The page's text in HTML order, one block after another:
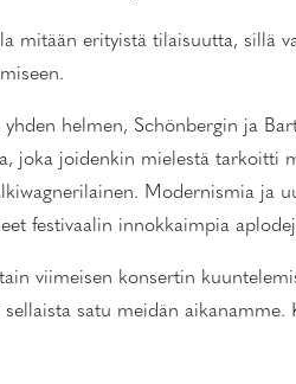
mitään erityistä tilaisuutta, sillä
yhden helmen, Schönbergin ja
joka joidenkin mielestä tarkoitti
Modernismia ja
festivaalin innokkaimpia
viimeisen konsertin
satu meidän